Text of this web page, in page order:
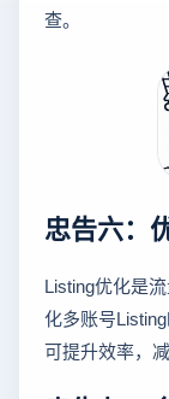
查。
忠告六：
Listing优化是
化多账号
可提升效率，